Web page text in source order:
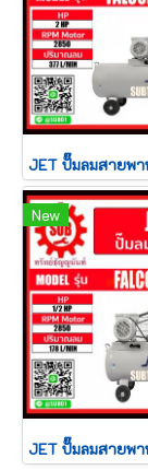
New